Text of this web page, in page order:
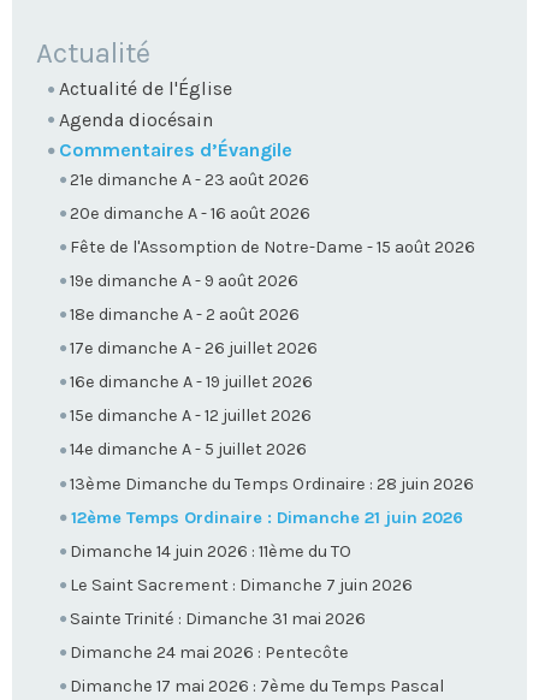
NAVIGATION
Actualité
Actualité de l'Église
Agenda diocésain
Commentaires d’Évangile
21e dimanche A - 23 août 2026
20e dimanche A - 16 août 2026
Fête de l'Assomption de Notre-Dame - 15 août 2026
19e dimanche A - 9 août 2026
18e dimanche A - 2 août 2026
17e dimanche A - 26 juillet 2026
16e dimanche A - 19 juillet 2026
15e dimanche A - 12 juillet 2026
14e dimanche A - 5 juillet 2026
13ème Dimanche du Temps Ordinaire : 28 juin 2026
12ème Temps Ordinaire : Dimanche 21 juin 2026
Dimanche 14 juin 2026 : 11ème du TO
Le Saint Sacrement : Dimanche 7 juin 2026
Sainte Trinité : Dimanche 31 mai 2026
Dimanche 24 mai 2026 : Pentecôte
Dimanche 17 mai 2026 : 7ème du Temps Pascal